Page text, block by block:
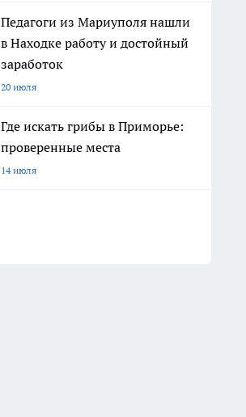
Педагоги из Мариуполя нашли
в Находке работу и достойный
заработок
20 июля
Где искать грибы в Приморье:
проверенные места
14 июля